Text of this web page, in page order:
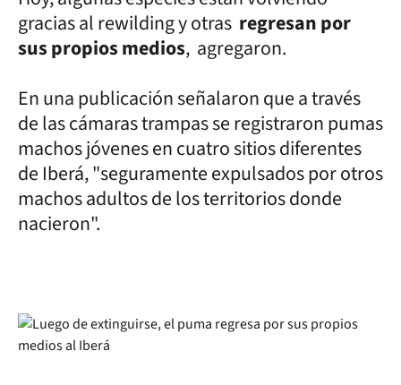
gracias al rewilding y otras regresan por
sus propios medios, agregaron.
En una publicación señalaron que a través
de las cámaras trampas se registraron pumas
machos jóvenes en cuatro sitios diferentes
de Iberá, "seguramente expulsados por otros
machos adultos de los territorios donde
nacieron".